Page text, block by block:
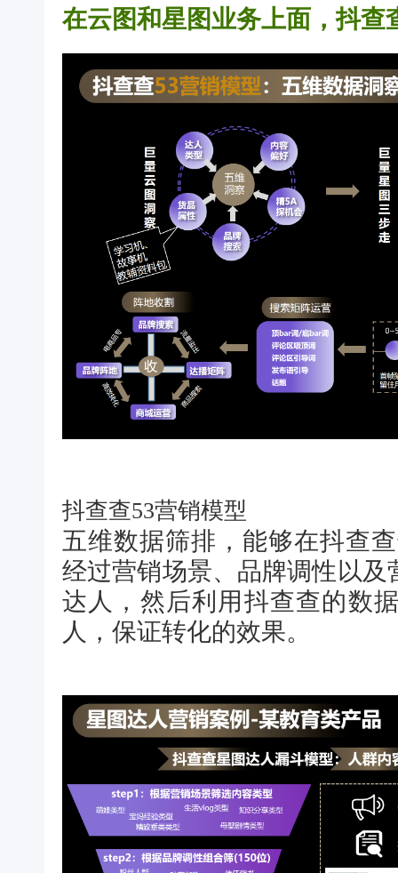
在云图和星图业务上面，抖查
抖查查53营销模型
五维数据筛排，能够在抖查
经过营销场景、品牌调性以
达人，然后利用抖查查的数
人，保证转化的效果。